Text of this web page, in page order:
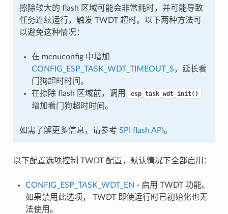
擦除较大的 flash 区域可能会非常耗时，并可能导致
任务连续运行，触发 TWDT 超时。以下两种方法可
以避免这种情况：
在 menuconfig 中增加
CONFIG_ESP_TASK_WDT_TIMEOUT_S，延长看
门狗超时时间。
在擦除 flash 区域前，调用
esp_task_wdt_init()
增加看门狗超时时间。
如需了解更多信息，请参考 SPI flash API 。
以下配置选项控制 TWDT 配置，默认情况下全部启用：
CONFIG_ESP_TASK_WDT_EN - 启用 TWDT 功能。
如果禁用此选项， TWDT 即使运行时已初始化也无
法使用。